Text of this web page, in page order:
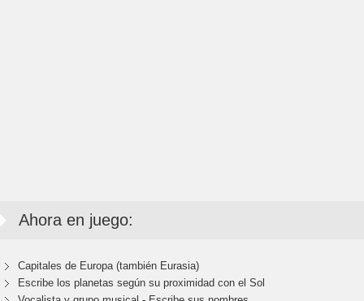
Ahora en juego:
Capitales de Europa (también Eurasia)
Escribe los planetas según su proximidad con el Sol